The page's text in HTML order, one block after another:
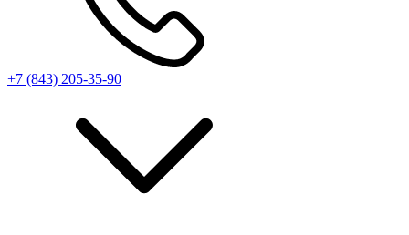
+7 (843) 205-35-90